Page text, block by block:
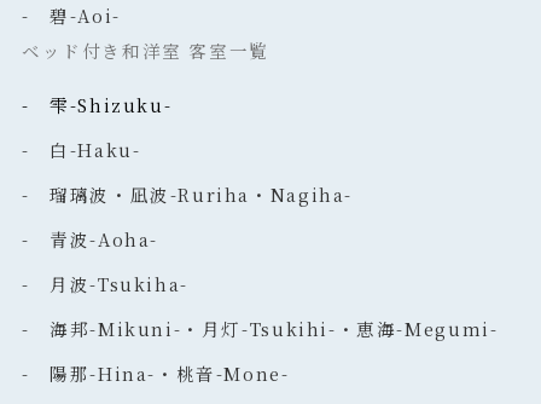
- 碧-Aoi-
ベッド付き和洋室 客室一覧
- 雫-Shizuku-
- 白-Haku-
- 瑠璃波・凪波-Ruriha・Nagiha-
- 青波-Aoha-
- 月波-Tsukiha-
- 海邦-Mikuni-・月灯-Tsukihi-・恵海-Megumi-
- 陽那-Hina-・桃音-Mone-